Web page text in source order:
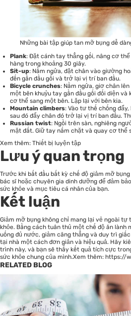
Những bài tập giúp tan mỡ bụng dễ
Plank: Đặt cánh tay thẳng gối, nâng cơ
hàng trong khoảng 30 giây.
Sit-up: Nằm ngửa, đặt chân vào giường
đến gần đầu gối và trở lại vị trí ban đầu.
Bicycle crunches: Nằm ngửa, giơ chân
một bên khuỷu tay gần đầu gối đối diện và
cơ thể sang một bên. Lặp lại với bên kia.
Mountain climbers: Vào tư thế chống
sau đó đẩy chân đó trở lại vị trí ban đầu.
Russian twist: Ngồi trên sàn, nghiêng
mặt đất. Giữ tay nắm chặt và quay cơ thể
Xem thêm: Thiết bị luyện tập
Lưu ý quan trọng
Trước khi bắt đầu bất kỳ chế độ giảm mỡ
bác sĩ hoặc chuyên gia dinh dưỡng để đảm
sức khỏe và mục tiêu cá nhân của bạn.
Kết luận
Giảm mỡ bụng không chỉ mang lại vẻ ngoài
khỏe. Bằng cách tuân thủ một chế độ ăn lành
uống đủ nước, giảm căng thẳng và duy trì
tại nhà một cách đơn giản và hiệu quả. Hãy
trình này, và bạn sẽ thấy kết quả tích cực
sức khỏe chung của mình.Xem thêm: https://
RELATED BLOG